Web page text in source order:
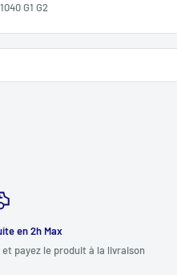
G1 G2
en 2h Max
payez le produit à la livraison